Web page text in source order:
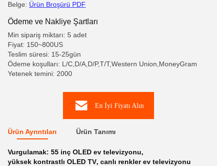
Belge: Ürün Broşürü PDF
Ödeme ve Nakliye Şartları
Min sipariş miktarı: 5 adet
Fiyat: 150~800US
Teslim süresi: 15-25gün
Ödeme koşulları: L/C,D/A,D/P,T/T,Western Union,MoneyGram
Yetenek temini: 2000
En İyi Fiyatı Alın
Ürün Ayrıntıları Ürün Tanımı
Vurgulamak: 55 inç OLED ev televizyonu,
yüksek kontrastlı OLED TV, canlı renkler ev televizyonu